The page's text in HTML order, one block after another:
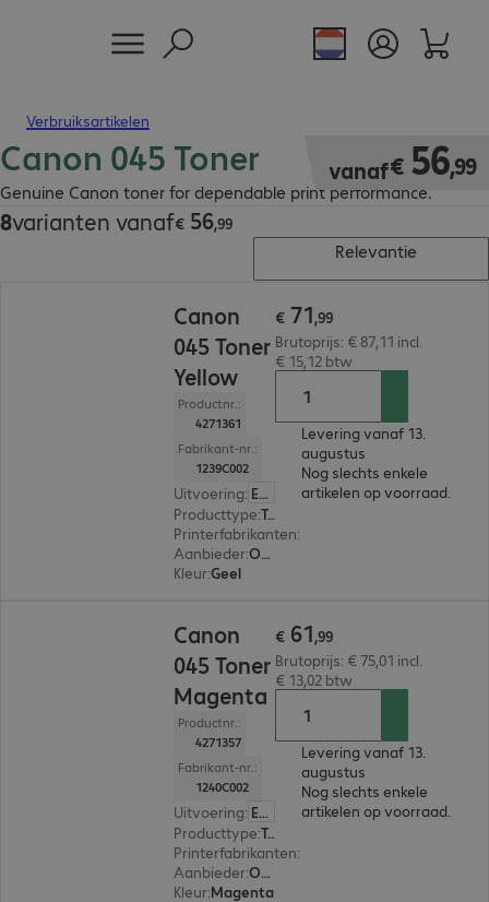
Verbruiksartikelen
Canon 045 Toner
Genuine Canon toner for dependable print performance.
vanaf€ 56,99
€ 56,99
8varianten vanaf€ 56,99
€ 56,99
Relevantie
Canon
045 Toner
Yellow
Productnr.:
4271361
Fabrikant-nr.:
1239C002
Uitvoering: Europa
Producttype: Toner
Printerfabrikanten:
Aanbieder:
Origineel
Kleur:Geel
€ 71,99
Brutoprijs: € 87,11 incl.
€ 15,12 btw
Levering vanaf 13.
augustus
Nog slechts enkele
artikelen op voorraad.
Canon
045 Toner
Magenta
Productnr.:
4271357
Fabrikant-nr.:
1240C002
Uitvoering: Europa
Producttype: Toner
Printerfabrikanten:
Aanbieder:
Origineel
Kleur:Magenta
€ 61,99
Brutoprijs: € 75,01 incl.
€ 13,02 btw
Levering vanaf 13.
augustus
Nog slechts enkele
artikelen op voorraad.